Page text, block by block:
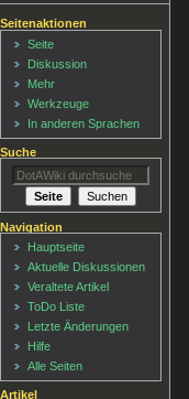
Seitenaktionen
Seite
Diskussion
Mehr
Werkzeuge
In anderen Sprachen
Suche
Navigation
Hauptseite
Aktuelle Diskussionen
Veraltete Artikel
ToDo Liste
Letzte Änderungen
Hilfe
Alle Seiten
Artikel